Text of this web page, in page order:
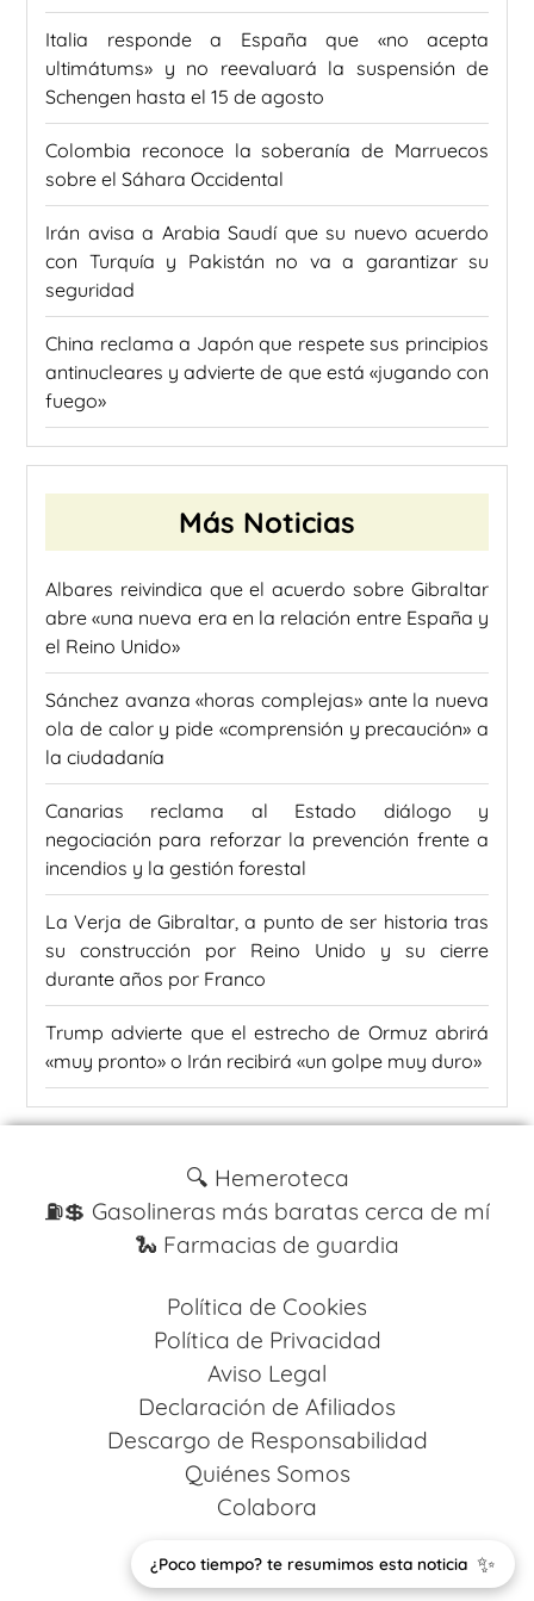
¿Poco tiempo? te resumimos esta noticia ✨
Italia responde a España que «no acepta
ultimátums» y no reevaluará la suspensión de
Schengen hasta el 15 de agosto
Colombia reconoce la soberanía de Marruecos
sobre el Sáhara Occidental
Irán avisa a Arabia Saudí que su nuevo acuerdo
con Turquía y Pakistán no va a garantizar su
seguridad
China reclama a Japón que respete sus principios
antinucleares y advierte de que está «jugando con
fuego»
Más Noticias
Albares reivindica que el acuerdo sobre Gibraltar
abre «una nueva era en la relación entre España y
el Reino Unido»
Sánchez avanza «horas complejas» ante la nueva
ola de calor y pide «comprensión y precaución» a
la ciudadanía
Canarias reclama al Estado diálogo y
negociación para reforzar la prevención frente a
incendios y la gestión forestal
La Verja de Gibraltar, a punto de ser historia tras
su construcción por Reino Unido y su cierre
durante años por Franco
Trump advierte que el estrecho de Ormuz abrirá
«muy pronto» o Irán recibirá «un golpe muy duro»
🔍 Hemeroteca
⛽️💲 Gasolineras más baratas cerca de mí
🐍 Farmacias de guardia
Política de Cookies
Política de Privacidad
Aviso Legal
Declaración de Afiliados
Descargo de Responsabilidad
Quiénes Somos
Colabora
Design byCodestack Solutions